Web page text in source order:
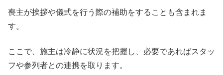
喪主が挨拶や儀式を行う際の補助をすることも含まれま
す。
ここで、施主は冷静に状況を把握し、必要であればスタッ
フや参列者との連携を取ります。